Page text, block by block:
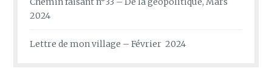
2024
Lettre de mon village – Février 2024